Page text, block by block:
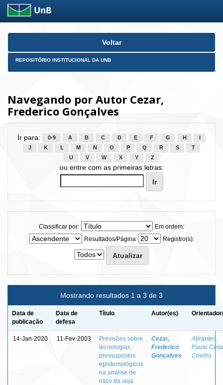
Skip
Voltar
REPOSITÓRIO INSTITUCIONAL DA UNB
Navegando por Autor Cezar,
Frederico Gonçalves
Ir para: 0-9 A B C D E F G H
J
K L M N O P Q R S
T
U
V W X Y Z
ou entre com as primeiras letras:
Classificar por:
Em ordem:
Resultados/Página
Registro(s):
Mostrando resultados 1 a 3 de 3
Data de
publicação
Data de
defesa
Título Autor(es)
14-Jan-2020 11-Fev-2003
Previsões sobre
tecnologias :
pressupostos
epistemológicos
na análise de
risco da soja
Cezar,
Frederico
Gonçalves
Abrantes,
Paulo
Coelho